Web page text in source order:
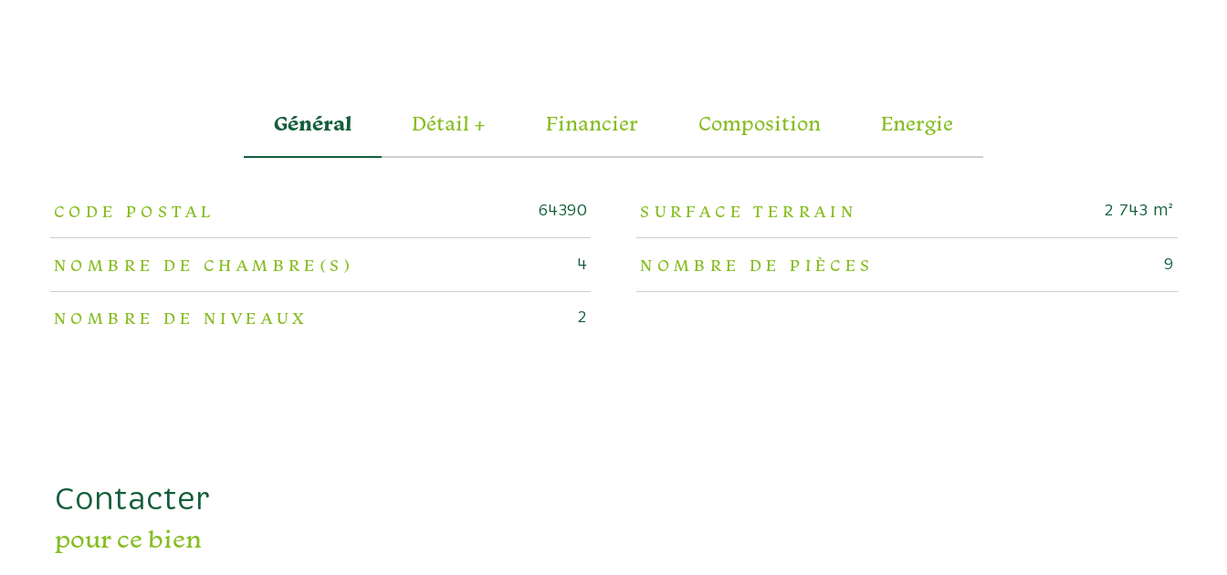
Général Détail + Financier Composition Energie
TRAD_ZEPHYR_Caracteristique
CODE POSTAL 64390 SURFACE TERRAIN 2 743 m²
NOMBRE DE CHAMBRE(S) 4 NOMBRE DE PIÈCES 9
NOMBRE DE NIVEAUX 2
Contacter
pour ce bien